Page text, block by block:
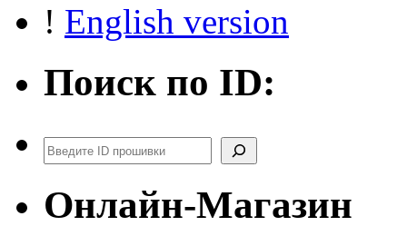
! English version
Поиск по ID:
Поиск
Онлайн-Магазин